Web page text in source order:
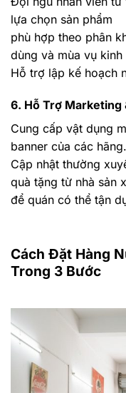
lựa chọn sản phẩm
phù hợp theo phân
dùng và mùa vụ kinh
Hỗ trợ lập kế hoạch
6. Hỗ Trợ Marketing
Cung cấp vật dụng
banner của các hãng.
Cập nhật thường
quà tặng từ nhà sản
để quán có thể tận
Cách Đặt Hàng
Trong 3 Bước